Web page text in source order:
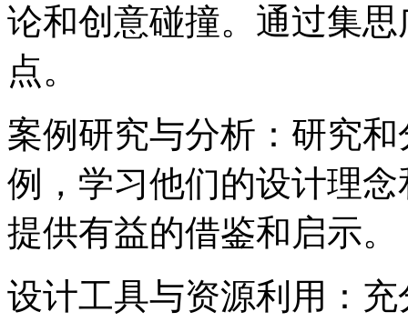
论和创意碰撞。通过集
点。
案例研究与分析‌：研究
例，学习他们的设计理
提供有益的借鉴和启示。
设计工具与资源利用‌：